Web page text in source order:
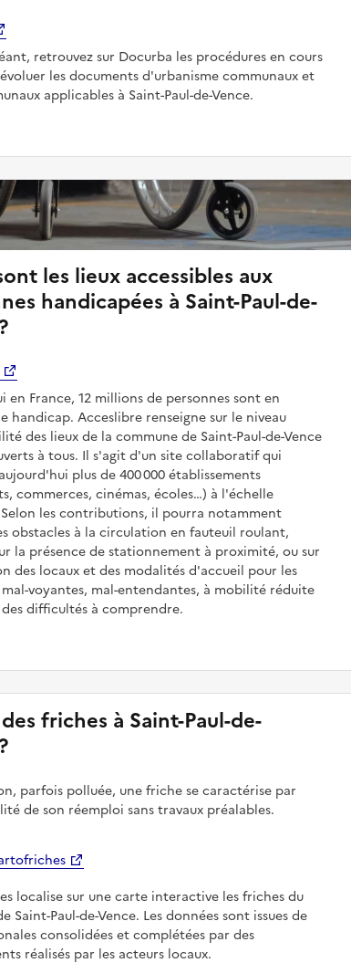
retrouvez sur Docurba les procédures en cours
les documents d'urbanisme communaux et
applicables à Saint-Paul-de-Vence.
les lieux accessibles aux
handicapées à Saint-Paul-de-
en France, 12 millions de personnes sont en
handicap. Acceslibre renseigne sur le niveau
des lieux de la commune de Saint-Paul-de-Vence
à tous. Il s'agit d'un site collaboratif qui
plus de 400 000 établissements
commerces, cinémas, écoles…) à l'échelle
les contributions, il pourra notamment
obstacles à la circulation en fauteuil roulant,
la présence de stationnement à proximité, ou sur
des locaux et des modalités d'accueil pour les
voyantes, mal-entendantes, à mobilité réduite
difficultés à comprendre.
friches à Saint-Paul-de-
parfois polluée, une friche se caractérise par
de son réemploi sans travaux préalables.
localise sur une carte interactive les friches du
Saint-Paul-de-Vence. Les données sont issues de
consolidées et complétées par des
réalisés par les acteurs locaux.